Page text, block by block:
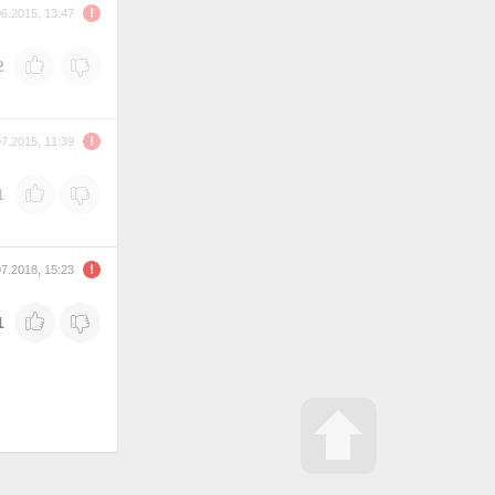
13:47
11:39
15:23